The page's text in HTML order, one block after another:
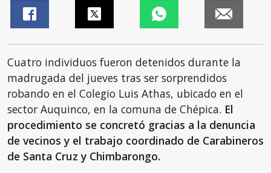
Cuatro individuos fueron detenidos durante la
madrugada del jueves tras ser sorprendidos
robando en el Colegio Luis Athas, ubicado en el
sector Auquinco, en la comuna de Chépica. El
procedimiento se concretó gracias a la denuncia
de vecinos y el trabajo coordinado de Carabineros
de Santa Cruz y Chimbarongo.